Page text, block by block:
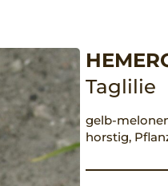
Taglilie
gelb-
horstig,